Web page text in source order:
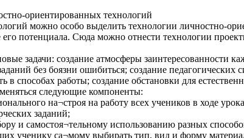
ориентированных технологий
можно особо выделить технологии личностно-
потенциала. Сюда можно отнести технологии
задачи: создание атмосферы заинтересованности
без боязни ошибиться; создание
в способах работы; создание обстановки для
следующие компоненты:
на¬строя на работу всех учеников в ходе
заданий;
и самостоя¬тельному использованию разных
ученику са¬мому выбирать тип, вид и форму